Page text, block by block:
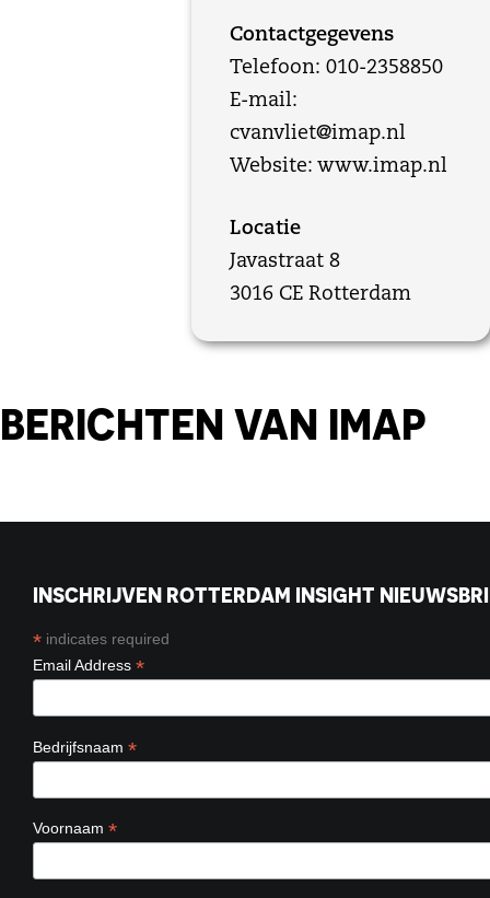
Contactgegevens
Telefoon: 010-2358850
E-mail:
cvanvliet@imap.nl
Website: www.imap.nl
Locatie
Javastraat 8
3016 CE Rotterdam
BERICHTEN VAN IMAP
INSCHRIJVEN ROTTERDAM INSIGHT
* indicates required
Email Address *
Bedrijfsnaam *
Voornaam *